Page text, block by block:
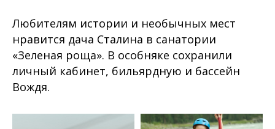
Любителям истории и необычных мест
нравится дача Сталина в санатории
«Зеленая роща». В особняке сохранили
личный кабинет, бильярдную и бассейн
Вождя.